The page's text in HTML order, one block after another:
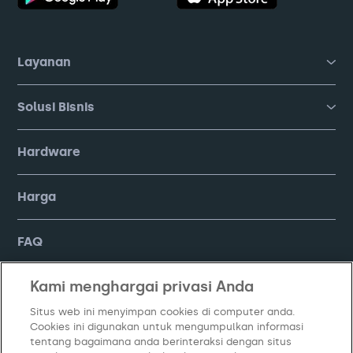
Layanan
Solusi Bisnis
Hardware
Harga
FAQ
Company
Kami menghargai privasi Anda
Situs web ini menyimpan cookies di computer anda.
Cookies ini digunakan untuk mengumpulkan informasi
tentang bagaimana anda berinteraksi dengan situs